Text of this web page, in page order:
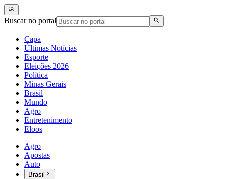
Buscar no portal
Capa
Últimas Notícias
Esporte
Eleições 2026
Política
Minas Gerais
Brasil
Mundo
Agro
Entretenimento
Eloos
Agro
Apostas
Auto
Brasil